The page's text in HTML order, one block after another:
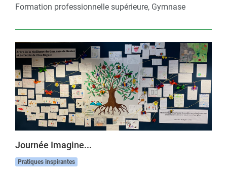
Formation professionnelle supérieure, Gymnase
Journée Imagine...
Pratiques inspirantes